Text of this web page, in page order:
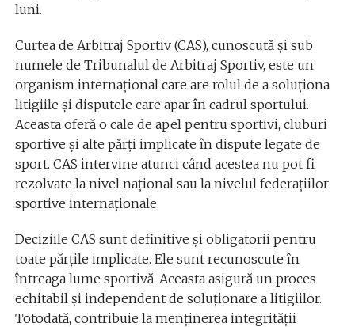
luni.
Curtea de Arbitraj Sportiv (CAS), cunoscută și sub
numele de Tribunalul de Arbitraj Sportiv, este un
organism internațional care are rolul de a soluționa
litigiile și disputele care apar în cadrul sportului.
Aceasta oferă o cale de apel pentru sportivi, cluburi
sportive și alte părți implicate în dispute legate de
sport. CAS intervine atunci când acestea nu pot fi
rezolvate la nivel național sau la nivelul federațiilor
sportive internaționale.
Deciziile CAS sunt definitive și obligatorii pentru
toate părțile implicate. Ele sunt recunoscute în
întreaga lume sportivă. Aceasta asigură un proces
echitabil și independent de soluționare a litigiilor.
Totodată, contribuie la menținerea integrității